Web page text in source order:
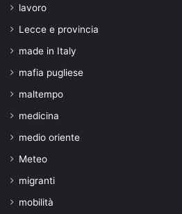
lavoro
Lecce e provincia
made in Italy
mafia pugliese
maltempo
medicina
medio oriente
Meteo
migranti
mobilità